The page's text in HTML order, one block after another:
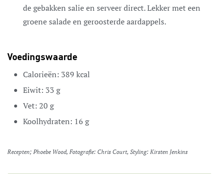
de gebakken salie en serveer direct. Lekker met een
groene salade en geroosterde aardappels.
Voedingswaarde
Calorieën: 389 kcal
Eiwit: 33 g
Vet: 20 g
Koolhydraten: 16 g
Recepten; Phoebe Wood, Fotografie: Chris Court, Styling: Kirsten Jenkins